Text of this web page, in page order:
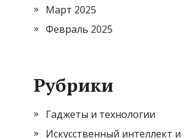
Март 2025
Февраль 2025
Рубрики
Гаджеты и технологии
Искусственный интеллект и